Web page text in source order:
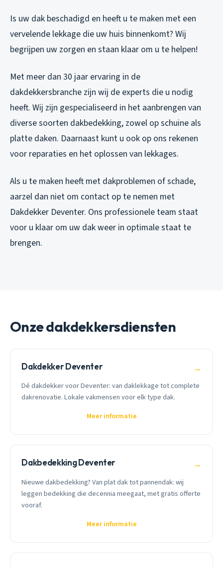
Is uw dak beschadigd en heeft u te maken met een
vervelende lekkage die uw huis binnenkomt? Wij
begrijpen uw zorgen en staan klaar om u te helpen!
Met meer dan 30 jaar ervaring in de
dakdekkersbranche zijn wij de experts die u nodig
heeft. Wij zijn gespecialiseerd in het aanbrengen van
diverse soorten dakbedekking, zowel op schuine als
platte daken. Daarnaast kunt u ook op ons rekenen
voor reparaties en het oplossen van lekkages.
Als u te maken heeft met dakproblemen of schade,
aarzel dan niet om contact op te nemen met
Dakdekker Deventer. Ons professionele team staat
voor u klaar om uw dak weer in optimale staat te
brengen.
Onze dakdekkersdiensten
Dakdekker Deventer →
Dé dakdekker voor Deventer: van daklekkage tot complete
dakrenovatie. Lokale vakmensen voor elk type dak.
Meer informatie
Dakbedekking Deventer →
Nieuwe dakbedekking? Van plat dak tot pannendak: wij
leggen bedekking die decennia meegaat, met gratis offerte
vooraf.
Meer informatie